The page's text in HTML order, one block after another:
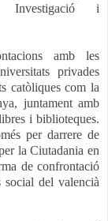
Investigació i
amb les
privades
catòliques com la
juntament amb
i biblioteques.
per darrere de
la Ciutadania en
de confrontació
del valencià